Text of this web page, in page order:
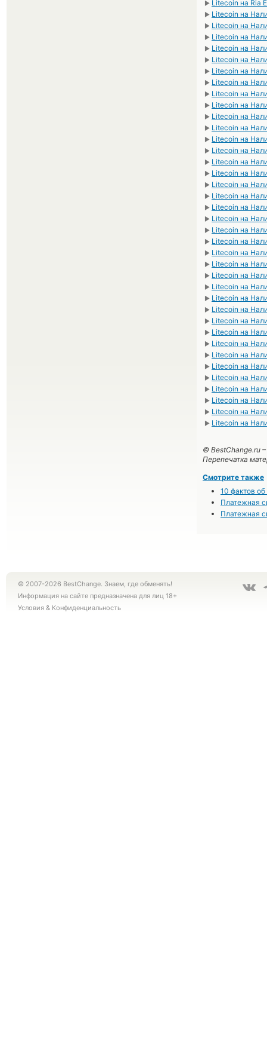
► Litecoin на Ria
► Litecoin на
► Litecoin на
► Litecoin на
► Litecoin на
► Litecoin на
► Litecoin на
► Litecoin на
► Litecoin на
► Litecoin на
► Litecoin на
► Litecoin на
► Litecoin на
► Litecoin на
► Litecoin на
► Litecoin на
► Litecoin на
► Litecoin на
► Litecoin на
► Litecoin на
► Litecoin на
► Litecoin на
► Litecoin на
► Litecoin на
► Litecoin на
► Litecoin на
► Litecoin на
► Litecoin на
► Litecoin на
► Litecoin на
► Litecoin на
► Litecoin на
► Litecoin на
► Litecoin на
► Litecoin на
► Litecoin на
► Litecoin на
► Litecoin на
© BestChange.ru –
Перепечатка
Смотрите также
10 фактов
Платежная
Платежная
© 2007-2026 BestChange. Знаем, где обменять!
Информация на сайте предназначена для лиц 18+
Условия & Конфиденциальность